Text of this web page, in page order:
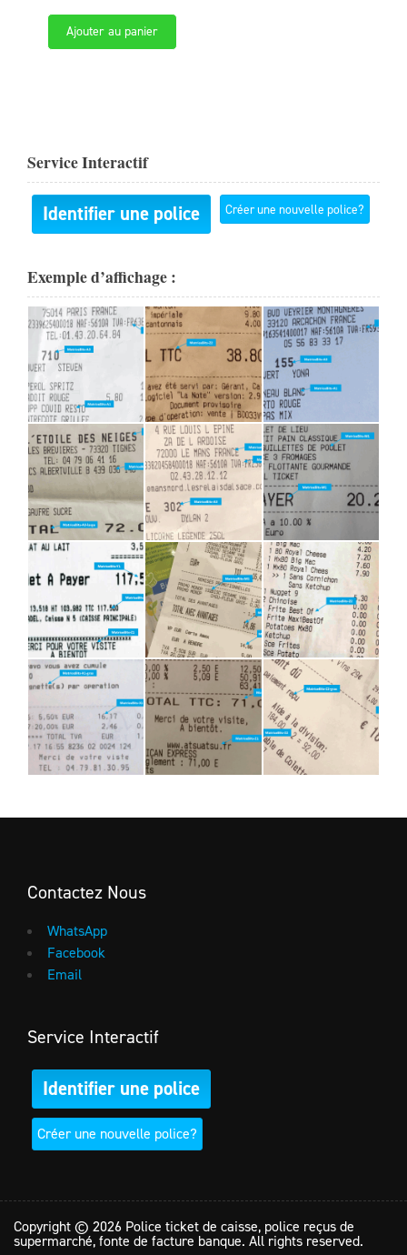
Ajouter au panier
Service Interactif
Identifier une police Créer une nouvelle police?
Exemple d’affichage :
Contactez Nous
WhatsApp
Facebook
Email
Service Interactif
Identifier une police
Créer une nouvelle police?
Copyright © 2026 Police ticket de caisse, police reçus de
supermarché, fonte de facture banque. All rights reserved.